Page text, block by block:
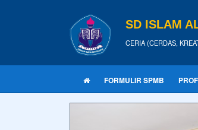
SD ISLAM
CERIA (CERDAS,
FORMULIR SPMB